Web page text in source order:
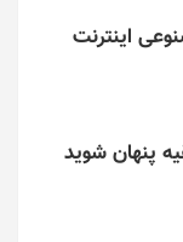
اینترنت